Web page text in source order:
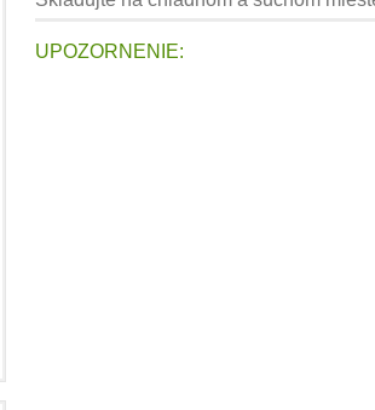
UPOZORNENIE: